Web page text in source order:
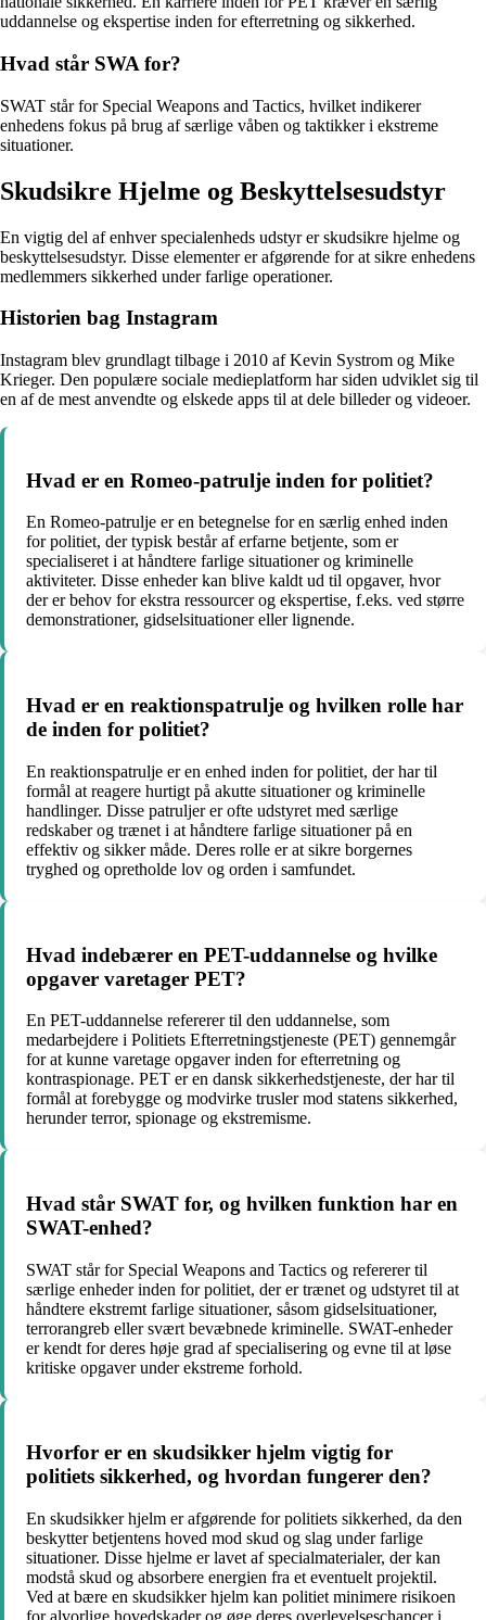
uddannelse og ekspertise inden for efterretning og sikkerhed.
Hvad står SWA for?
SWAT står for Special Weapons and Tactics, hvilket indikerer
enhedens fokus på brug af særlige våben og taktikker i ekstreme
situationer.
Skudsikre Hjelme og Beskyttelsesudstyr
En vigtig del af enhver specialenheds udstyr er skudsikre hjelme og
beskyttelsesudstyr. Disse elementer er afgørende for at sikre enhedens
medlemmers sikkerhed under farlige operationer.
Historien bag Instagram
Instagram blev grundlagt tilbage i 2010 af Kevin Systrom og Mike
Krieger. Den populære sociale medieplatform har siden udviklet sig til
en af de mest anvendte og elskede apps til at dele billeder og videoer.
Hvad er en Romeo-patrulje inden for politiet?
En Romeo-patrulje er en betegnelse for en særlig enhed inden
for politiet, der typisk består af erfarne betjente, som er
specialiseret i at håndtere farlige situationer og kriminelle
aktiviteter. Disse enheder kan blive kaldt ud til opgaver, hvor
der er behov for ekstra ressourcer og ekspertise, f.eks. ved større
demonstrationer, gidselsituationer eller lignende.
Hvad er en reaktionspatrulje og hvilken rolle har
de inden for politiet?
En reaktionspatrulje er en enhed inden for politiet, der har til
formål at reagere hurtigt på akutte situationer og kriminelle
handlinger. Disse patruljer er ofte udstyret med særlige
redskaber og trænet i at håndtere farlige situationer på en
effektiv og sikker måde. Deres rolle er at sikre borgernes
tryghed og opretholde lov og orden i samfundet.
Hvad indebærer en PET-uddannelse og hvilke
opgaver varetager PET?
En PET-uddannelse refererer til den uddannelse, som
medarbejdere i Politiets Efterretningstjeneste (PET) gennemgår
for at kunne varetage opgaver inden for efterretning og
kontraspionage. PET er en dansk sikkerhedstjeneste, der har til
formål at forebygge og modvirke trusler mod statens sikkerhed,
herunder terror, spionage og ekstremisme.
Hvad står SWAT for, og hvilken funktion har en
SWAT-enhed?
SWAT står for Special Weapons and Tactics og refererer til
særlige enheder inden for politiet, der er trænet og udstyret til at
håndtere ekstremt farlige situationer, såsom gidselsituationer,
terrorangreb eller svært bevæbnede kriminelle. SWAT-enheder
er kendt for deres høje grad af specialisering og evne til at løse
kritiske opgaver under ekstreme forhold.
Hvorfor er en skudsikker hjelm vigtig for
politiets sikkerhed, og hvordan fungerer den?
En skudsikker hjelm er afgørende for politiets sikkerhed, da den
beskytter betjentens hoved mod skud og slag under farlige
situationer. Disse hjelme er lavet af specialmaterialer, der kan
modstå skud og absorbere energien fra et eventuelt projektil.
Ved at bære en skudsikker hjelm kan politiet minimere risikoen